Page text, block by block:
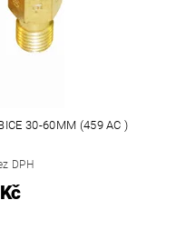
30-60MM (459 AC )
DPH